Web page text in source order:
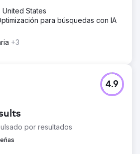
United States
para búsquedas con IA
+3
por resultados
4.9